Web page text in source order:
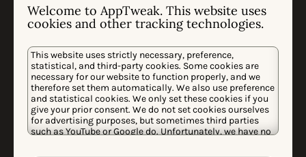
Welcome to AppTweak. This website uses
cookies and other tracking technologies.
This website uses strictly necessary, preference,
statistical, and third-party cookies. Some cookies are
necessary for our website to function properly, and we
therefore set them automatically. We also use preference
and statistical cookies. We only set these cookies if you
give your prior consent. We do not set cookies ourselves
for advertising purposes, but sometimes third parties
such as YouTube or Google do. Unfortunately, we have no
언제든지 취소 가능